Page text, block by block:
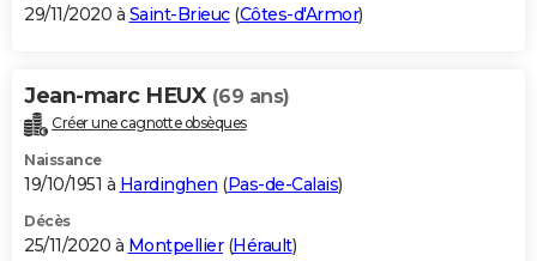
29/11/2020 à Saint-Brieuc(Côtes-d'Armor)
Jean-marc HEUX (69 ans)
Créer une cagnotte obsèques
Naissance
19/10/1951 à Hardinghen (Pas-de-Calais)
Décès
25/11/2020 à Montpellier(Hérault)